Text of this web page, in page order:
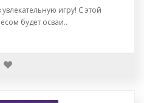
игру! С этой
будет осваи..